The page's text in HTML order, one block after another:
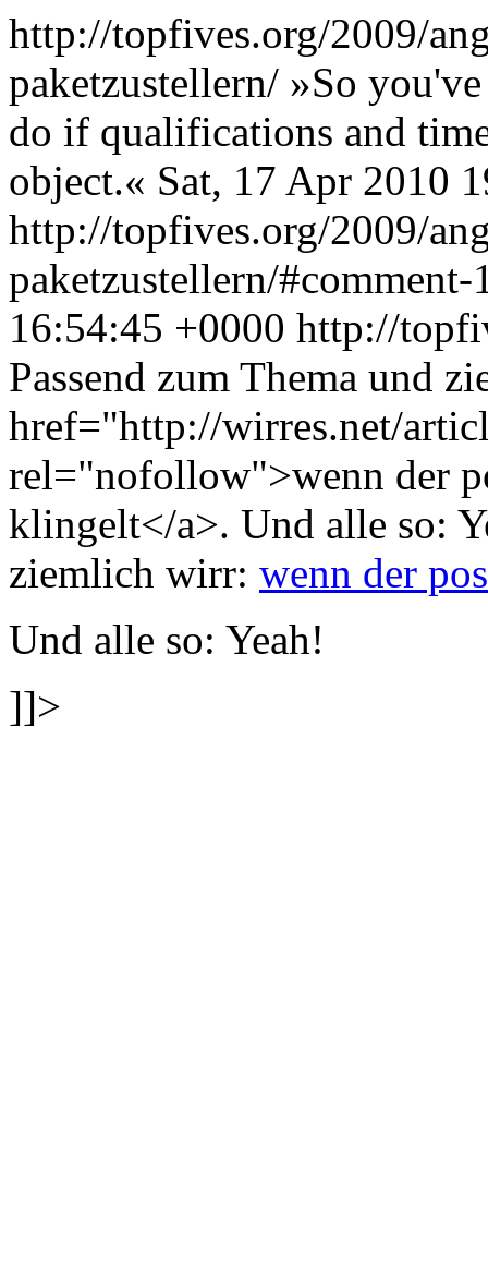
http://topfives.org/2009/
paketzustellern/ »So
do if qualifications and
object.« Sat, 17 Apr 2010
http://topfives.org/2009/
paketzustellern/
16:54:45 +0000 http://
Passend zum Thema und
href="http://wirres.net/
rel="nofollow">wenn der
klingelt</a>. Und alle so:
ziemlich wirr: wenn der
Und alle so: Yeah!
]]>